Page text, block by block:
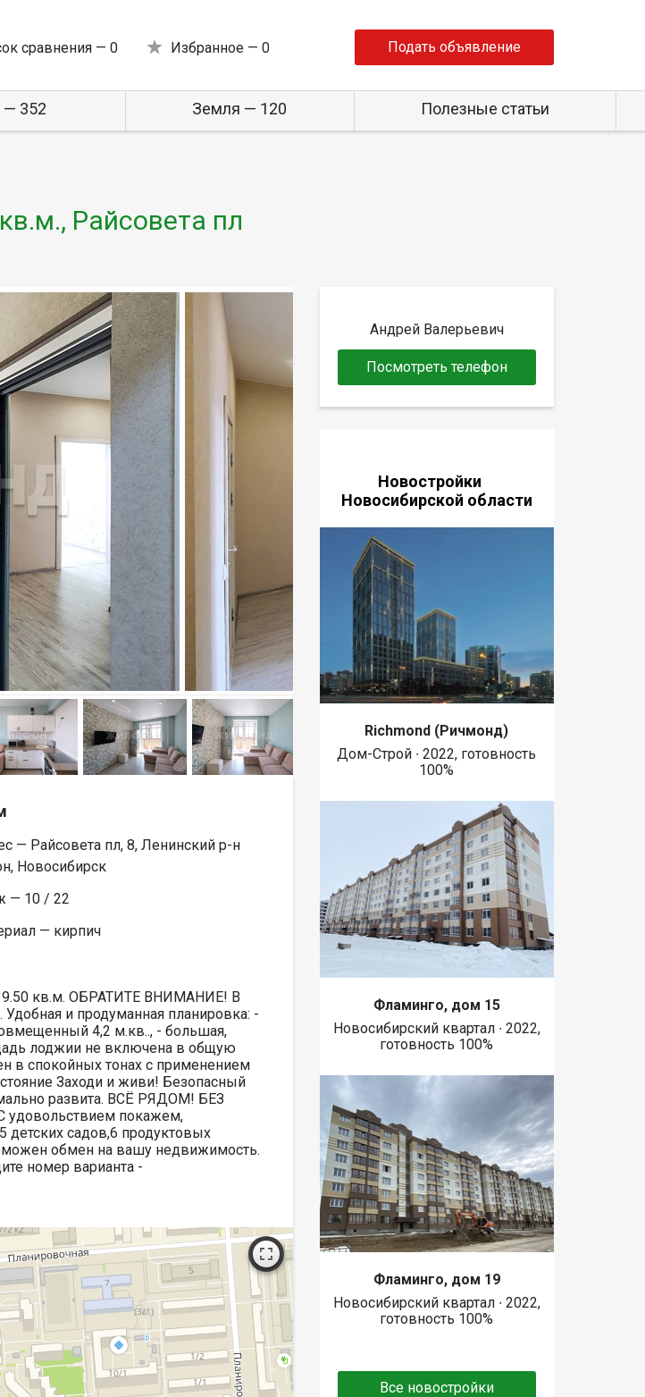
сравнения — 0 Избранное — 0 Подать объявление
— 352 Земля — 120 Полезные статьи
Райсовета пл
— Райсовета пл, 8, Ленинский р-н
Новосибирск
— 10 / 22
— кирпич
кв.м. ОБРАТИТЕ ВНИМАНИЕ! В
и продуманная планировка: -
4,2 м.кв.., - большая,
лоджии не включена в общую
в спокойных тонах с применением
Заходи и живи! Безопасный
развита. ВСЁ РЯДОМ! БЕЗ
покажем,
детских садов,6 продуктовых
обмен на вашу недвижимость.
номер варианта -
Андрей Валерьевич
Посмотреть телефон
Новостройки
Новосибирской области
Richmond (Ричмонд)
Дом-Строй ∙ 2022, готовность
100%
Фламинго, дом 15
Новосибирский квартал ∙ 2022,
готовность 100%
Фламинго, дом 19
Новосибирский квартал ∙ 2022,
готовность 100%
Все новостройки